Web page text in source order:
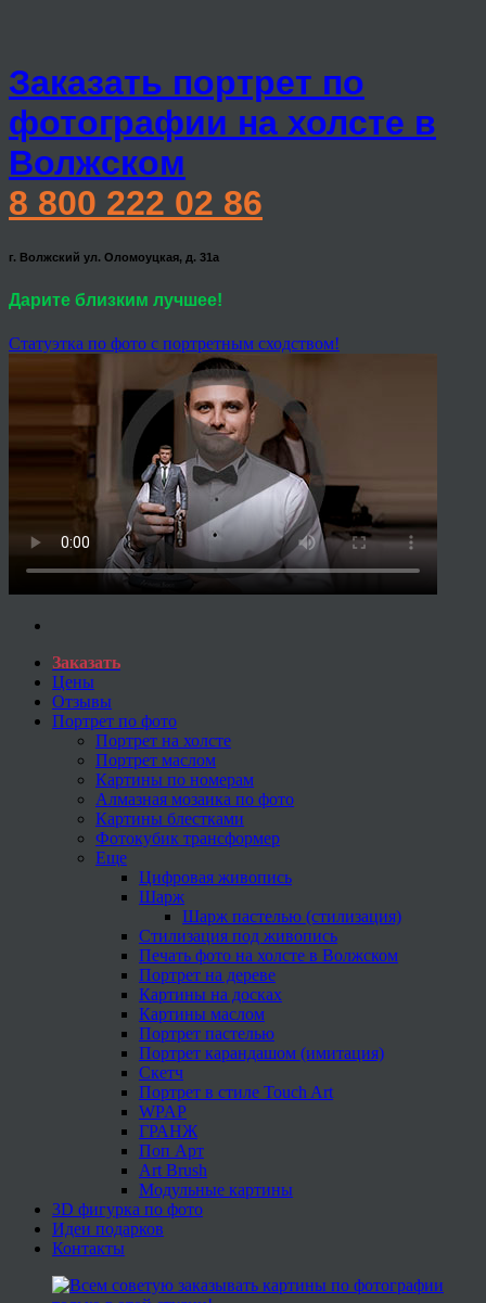
Заказать портрет по
фотографии на холсте в
Волжском
8 800 222 02 86
г. Волжский ул. Оломоуцкая, д. 31а
Дарите близким лучшее!
Статуэтка по фото с портретным сходством!
Заказать
Цены
Отзывы
Портрет по фото
Портрет на холсте
Портрет маслом
Картины по номерам
Алмазная мозаика по фото
Картины блестками
Фотокубик трансформер
Еще
Цифровая живопись
Шарж
Шарж пастелью (стилизация)
Стилизация под живопись
Печать фото на холсте в Волжском
Портрет на дереве
Картины на досках
Картины маслом
Портрет пастелью
Портрет карандашом (имитация)
Скетч
Портрет в стиле Touch Art
WPAP
ГРАНЖ
Поп Арт
Art Brush
Модульные картины
3D фигурка по фото
Идеи подарков
Контакты